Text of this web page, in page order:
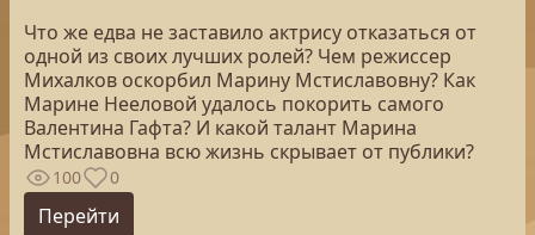
Что же едва не заставило актрису отказаться от
одной из своих лучших ролей? Чем режиссер
Михалков оскорбил Марину Мстиславовну? Как
Марине Нееловой удалось покорить самого
Валентина Гафта? И какой талант Марина
Мстиславовна всю жизнь скрывает от публики?
100 0
Перейти